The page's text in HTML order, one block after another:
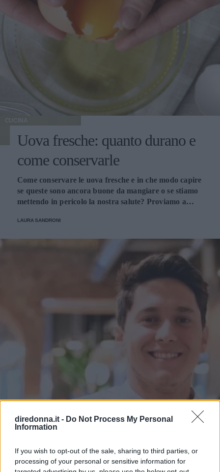
diredonna.it - Do Not Process My Personal
Information
If you wish to opt-out of the sale, sharing to third parties, or
processing of your personal or sensitive information for
CUCINA
Uova fresche: quanto durano e
come conservarle
Come conservare le uova fresche e in che modo capire
se queste sono ancora buone da mangiare o se stiamo
mettendo in pericolo la nostra salute? Proviamo a
LAURA SANDRONI
CUCINA